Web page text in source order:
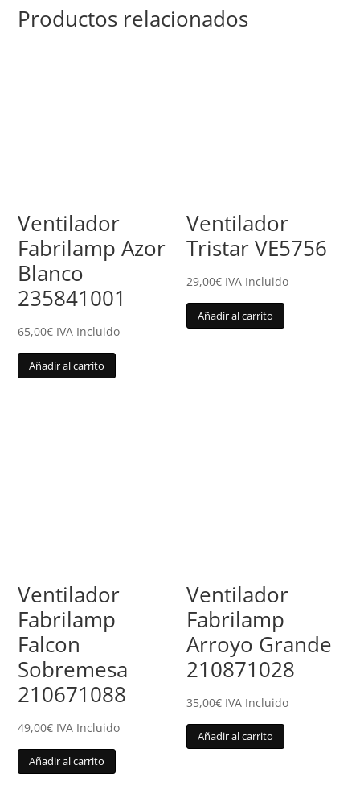
Productos relacionados
Ventilador
Fabrilamp Azor
Blanco
235841001
65,00€ IVA Incluido
Añadir al carrito
Ventilador
Tristar VE5756
29,00€ IVA Incluido
Añadir al carrito
Ventilador
Fabrilamp
Falcon
Sobremesa
210671088
49,00€ IVA Incluido
Añadir al carrito
Ventilador
Fabrilamp
Arroyo Grande
210871028
35,00€ IVA Incluido
Añadir al carrito